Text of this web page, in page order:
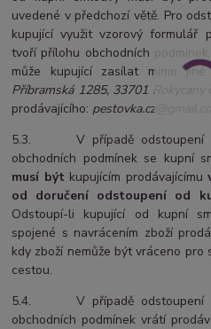
uvedené v předchozí větě. Pro
kupující využit vzorový formulář
tvoří přílohu obchodních
může kupující zasílat mimo
Příbramská 1285, 33701 Rokycany
prodávajícího:
5.3. V případě odstoupení
obchodních podmínek se kupní
musí být kupujícím prodávajícímu
od doručení odstoupení od
Odstoupí-li kupující od kupní
spojené s navrácením zboží
kdy zboží nemůže být vráceno
cestou.
5.4. V případě odstoupení
obchodních podmínek vrátí